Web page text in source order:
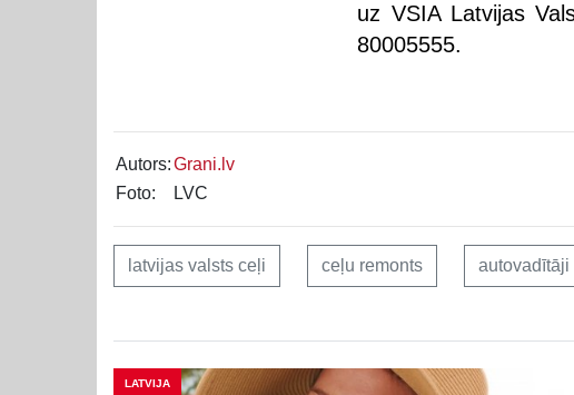
uz VSIA Latvijas
80005555.
Autors:Grani.lv
Foto:
LVC
latvijas valsts ceļi ceļu remonts autovadītāji
LATVIJA